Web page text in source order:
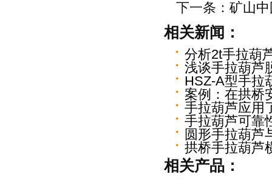
下一条： 矿山
相关新闻：
分析2t手拉葫
浅谈手拉葫芦
HSZ-A型手拉
案例：在拱桥
手拉葫芦应用
手拉葫芦可靠
圆形手拉葫芦
拱桥手拉葫芦
相关产品：